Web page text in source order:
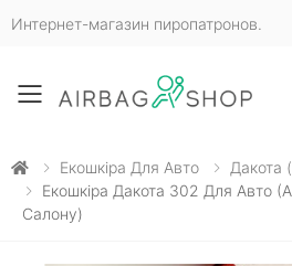
Интернет-магазин пиропатронов.
Toggle mobile
Екошкіра Для Авто
Дакота
Екошкіра Дакота 302 Для Авто
Салону)